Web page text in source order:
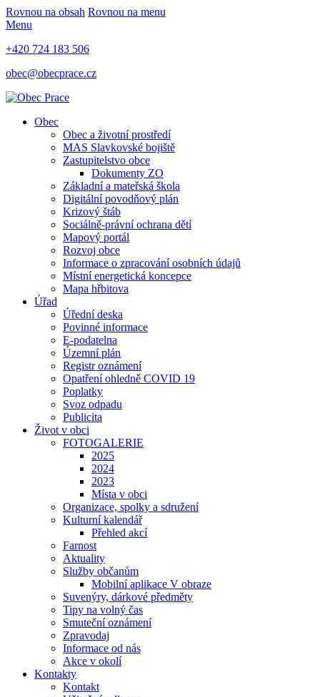
Rovnou na obsah Rovnou na menu
Menu
+420 724 183 506
obec@obecprace.cz
Obec
Obec a životní prostředí
MAS Slavkovské bojiště
Zastupitelstvo obce
Dokumenty ZO
Základní a mateřská škola
Digitální povodňový plán
Krizový štáb
Sociálně-právní ochrana dětí
Mapový portál
Rozvoj obce
Informace o zpracování osobních údajů
Místní energetická koncepce
Mapa hřbitova
Úřad
Úřední deska
Povinné informace
E-podatelna
Územní plán
Registr oznámení
Opatření ohledně COVID 19
Poplatky
Svoz odpadu
Publicita
Život v obci
FOTOGALERIE
2025
2024
2023
Místa v obci
Organizace, spolky a sdružení
Kulturní kalendář
Přehled akcí
Farnost
Aktuality
Služby občanům
Mobilní aplikace V obraze
Suvenýry, dárkové předměty
Tipy na volný čas
Smuteční oznámení
Zpravodaj
Informace od nás
Akce v okolí
Kontakty
Kontakt